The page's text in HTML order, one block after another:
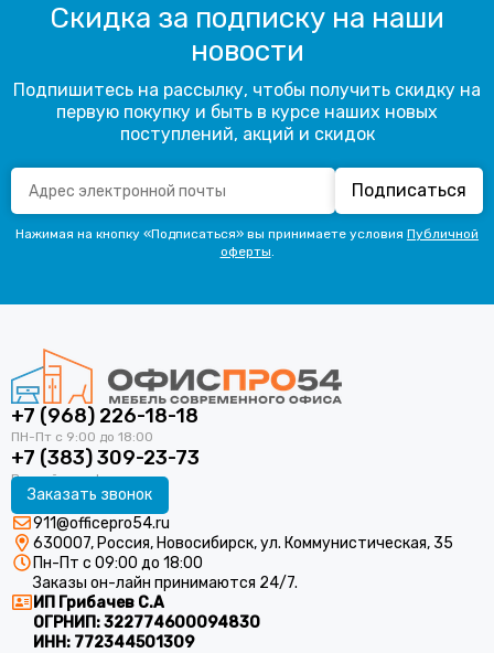
Скидка за подписку на наши
новости
Подпишитесь на рассылку, чтобы получить скидку на
первую покупку и быть в курсе наших новых
поступлений, акций и скидок
Подписаться
Нажимая на кнопку «Подписаться» вы принимаете условия Публичной
оферты.
+7 (968) 226-18-18
+7 (383) 309-23-73
Заказать звонок
911@officepro54.ru
630007, Россия, Новосибирск, ул. Коммунистическая, 35
Пн-Пт с 09:00 до 18:00
Заказы он-лайн принимаются 24/7.
ИП Грибачев С.А
ОГРНИП:322774600094830
ИНН: 772344501309